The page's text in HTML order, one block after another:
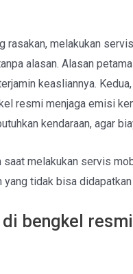
rasakan, melakukan
alasan. Alasan
keasliannya.
resmi menjaga emisi
kendaraan, agar
saat melakukan servis
tidak bisa
bengkel resmi